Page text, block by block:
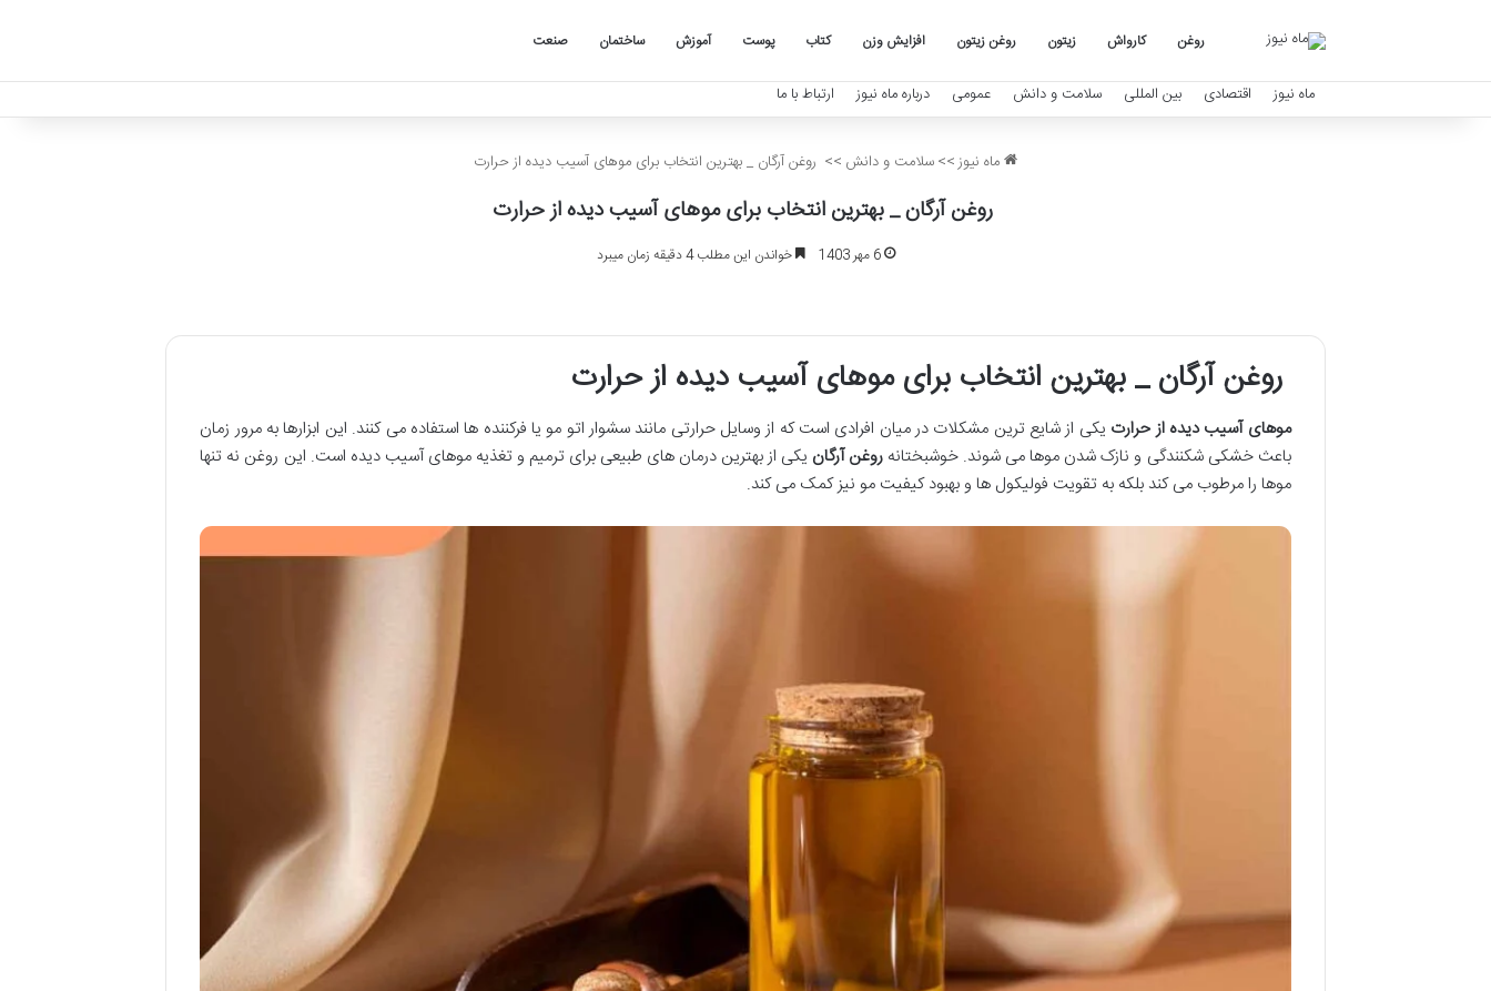
روغن کارواش زیتون روغن زیتون افزایش وزن کتاب پوست آموزش ساختمان صنعت
ماه نیوز اقتصادی بین المللی سلامت و دانش عمومی درباره ماه نیوز ارتباط با ما
ماه نیوز>>سلامت و دانش >> روغن آرگان _ بهترین انتخاب برای موهای آسیب دیده از حرارت
روغن آرگان _ بهترین انتخاب برای موهای آسیب دیده از حرارت
6 مهر 1403 خواندن این مطلب 4 دقیقه زمان میبرد
روغن آرگان _ بهترین انتخاب برای موهای آسیب دیده از حرارت
موهای آسیب دیده از حرارت یکی از شایع ترین مشکلات در میان افرادی است که از وسایل حرارتی مانند سشوار اتو مو یا فرکننده ها استفاده می کنند. این ابزارها به مرور زمان
باعث خشکی شکنندگی و نازک شدن موها می شوند. خوشبختانه روغن آرگان یکی از بهترین درمان های طبیعی برای ترمیم و تغذیه موهای آسیب دیده است. این روغن نه تنها
موها را مرطوب می کند بلکه به تقویت فولیکول ها و بهبود کیفیت مو نیز کمک می کند.